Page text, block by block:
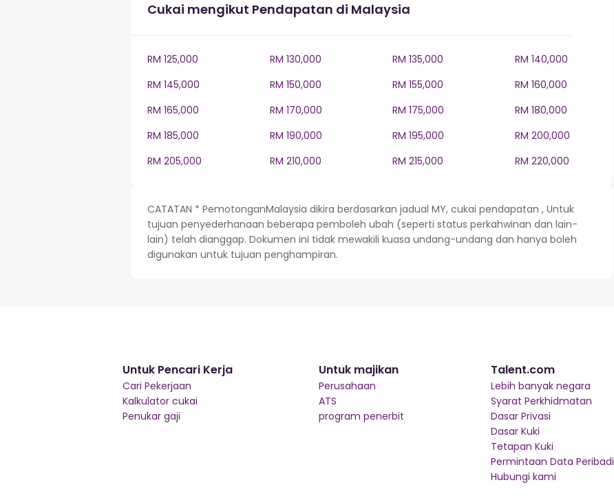
Cukai mengikut Pendapatan di Malaysia
RM 125,000 RM 130,000 RM 135,000
RM 140,000
RM 145,000
RM 150,000 RM 155,000
RM 160,000
RM 165,000
RM 170,000 RM 175,000
RM 180,000
RM 185,000
RM 190,000 RM 195,000
RM 200,000
RM 205,000
RM 210,000 RM 215,000 RM 220,000
CATATAN * PemotonganMalaysia dikira berdasarkan jadual MY, cukai pendapatan , Untuk
tujuan penyederhanaan beberapa pemboleh ubah (seperti status perkahwinan dan lain-
lain) telah dianggap. Dokumen ini tidak mewakili kuasa undang-undang dan hanya boleh
digunakan untuk tujuan penghampiran.
Untuk Pencari Kerja
Cari Pekerjaan
Kalkulator cukai
Penukar gaji
Untuk majikan
Perusahaan
ATS
program penerbit
Talent.com
Lebih banyak negara
Syarat Perkhidmatan
Dasar Privasi
Dasar Kuki
Tetapan Kuki
Permintaan Data Peribadi
Hubungi kami